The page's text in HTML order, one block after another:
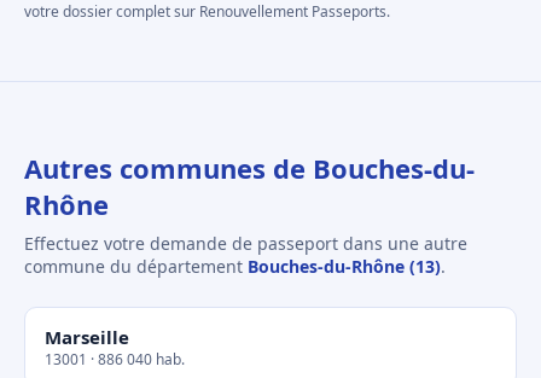
votre dossier complet sur Renouvellement Passeports.
Autres communes de Bouches-du-
Rhône
Effectuez votre demande de passeport dans une autre
commune du département Bouches-du-Rhône (13).
Marseille
13001 · 886 040 hab.